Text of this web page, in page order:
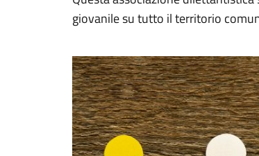
giovanile su tutto il territorio